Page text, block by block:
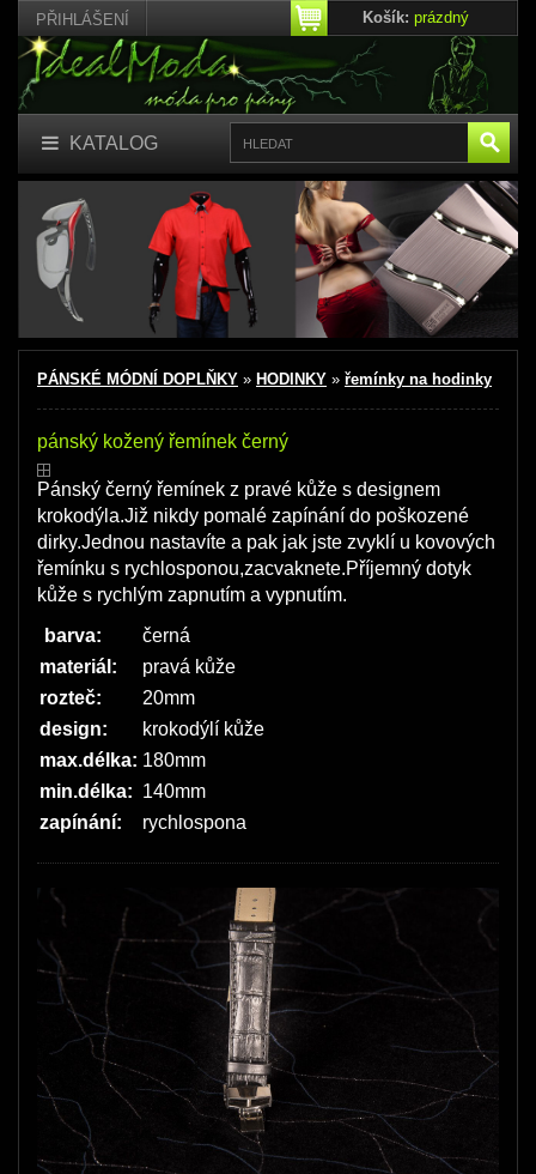
PŘIHLÁŠENÍ Košík: prázdný
KATALOG
PÁNSKÉ MÓDNÍ DOPLŇKY » HODINKY » řemínky na hodinky
pánský kožený řemínek černý
Pánský černý řemínek z pravé kůže s designem
krokodýla.Již nikdy pomalé zapínání do poškozené
dirky.Jednou nastavíte a pak jak jste zvyklí u kovových
řemínku s rychlosponou,zacvaknete.Příjemný dotyk
kůže s rychlým zapnutím a vypnutím.
barva:
černá
materiál:
pravá kůže
rozteč:
20mm
design:
krokodýlí kůže
max.délka: 180mm
min.délka: 140mm
zapínání:
rychlospona